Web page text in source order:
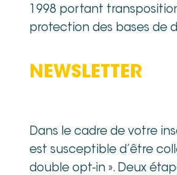
1998 portant
protection des bases de
NEWSLETTER
Dans le cadre de votre
est susceptible d’être
double opt-in ». Deux